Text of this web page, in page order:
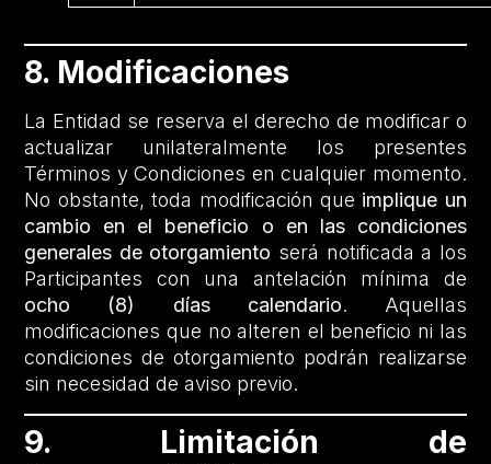
8. Modificaciones
La Entidad se reserva el derecho de modificar o
actualizar unilateralmente los presentes
Términos y Condiciones en cualquier momento.
No obstante, toda modificación que implique un
cambio en el beneficio o en las condiciones
generales de otorgamiento será notificada a los
Participantes con una antelación mínima de
ocho (8) días calendario. Aquellas
modificaciones que no alteren el beneficio ni las
condiciones de otorgamiento podrán realizarse
sin necesidad de aviso previo.
9. Limitación de